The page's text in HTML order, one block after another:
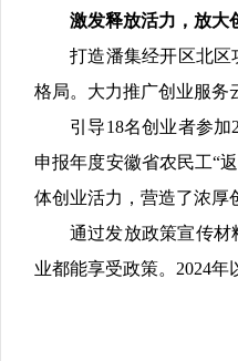
激发释放活力，放大
打造潘集经开区北区
格局。大力推广创业服务
引导18名创业者参
申报年度安徽省农民工“
体创业活力，营造了浓厚
通过发放政策宣传材
业都能享受政策。2024